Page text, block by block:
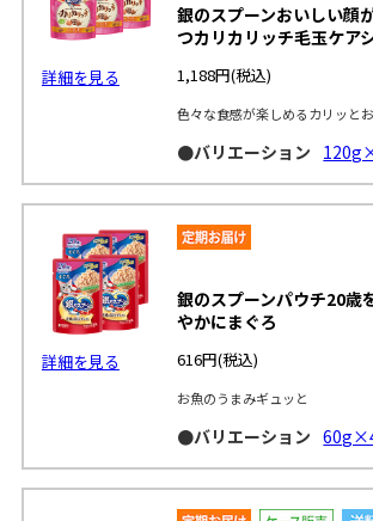
詳細を見る
銀のスプーンおいしい顔
つカリカリッチ毛玉ケア
1,188円(税込)
色々な食感が楽しめるカリッと
●バリエーション
詳細を見る
銀のスプーンパウチ20歳
やかにまぐろ
616円(税込)
お魚のうまみギュッと
●バリエーション